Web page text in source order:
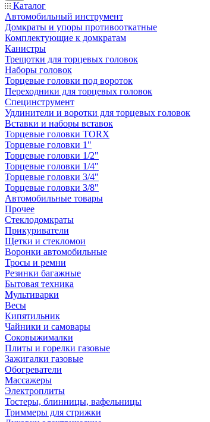
Каталог
Автомобильный инструмент
Домкраты и упоры противооткатные
Комплектующие к домкратам
Канистры
Трещотки для торцевых головок
Наборы головок
Торцевые головки под вороток
Переходники для торцевых головок
Специнструмент
Удлинители и воротки для торцевых головок
Вставки и наборы вставок
Торцевые головки TORX
Торцевые головки 1"
Торцевые головки 1/2"
Торцевые головки 1/4"
Торцевые головки 3/4"
Торцевые головки 3/8"
Автомобильные товары
Прочее
Стеклодомкраты
Прикуриватели
Щетки и стекломои
Воронки автомобильные
Тросы и ремни
Резинки багажные
Бытовая техника
Мультиварки
Весы
Кипятильник
Чайники и самовары
Соковыжималки
Плиты и горелки газовые
Зажигалки газовые
Обогреватели
Массажеры
Электроплиты
Тостеры, блинницы, вафельницы
Триммеры для стрижки